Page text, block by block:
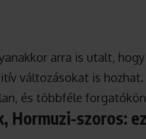
arra is utalt,
változásokat is hozhat.
és többféle
Hormuzi-szoros: